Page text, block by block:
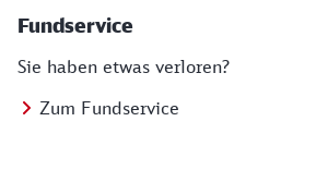
Fundservice
Sie haben etwas verloren?
Zum Fundservice